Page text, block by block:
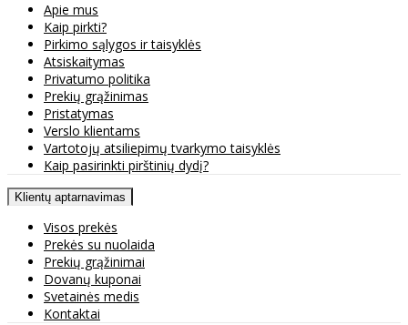
Apie mus
Kaip pirkti?
Pirkimo sąlygos ir taisyklės
Atsiskaitymas
Privatumo politika
Prekių grąžinimas
Pristatymas
Verslo klientams
Vartotojų atsiliepimų tvarkymo taisyklės
Kaip pasirinkti pirštinių dydį?
Klientų aptarnavimas
Visos prekės
Prekės su nuolaida
Prekių grąžinimai
Dovanų kuponai
Svetainės medis
Kontaktai